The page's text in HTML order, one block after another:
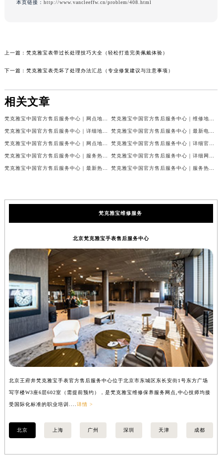
本页链接： http://www.vancleeffw.cn/problem/408.html
上一篇： 梵克雅宝表带过长处理技巧大全（轻松打造完美佩戴体验）
下一篇： 梵克雅宝表壳坏了处理办法汇总（专业修复建议与注意事项）
相关文章
梵克雅宝维修服务
北京梵克雅宝手表售后服务中心
北京王府井梵克雅宝手表官方售后服务中心位于北京市东城区东长安街1号东方广场
写字楼W3座6层602室（需提前预约），是梵克雅宝维修保养服务网点,中心技师均接
受国际化标准的职业培训.... 详情 >
北京 上海 广州 深圳 天津 成都